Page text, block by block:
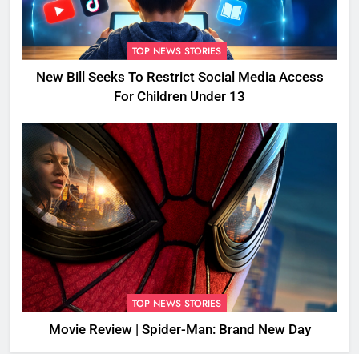
TOP NEWS STORIES
New Bill Seeks To Restrict Social Media Access
For Children Under 13
TOP NEWS STORIES
Movie Review | Spider-Man: Brand New Day